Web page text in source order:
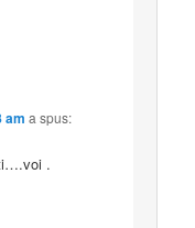
am a spus:
.